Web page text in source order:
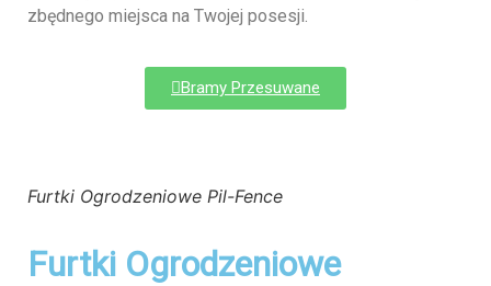
zbędnego miejsca na Twojej posesji.
Bramy Przesuwane
Furtki Ogrodzeniowe Pil-Fence
Furtki Ogrodzeniowe